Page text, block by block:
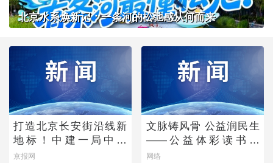
北京水系焕新记：一条河的松弛感从何而来
打造北京长安街沿线新
地标！中建一局中标
CBD核心区Z9地块项目
京报网
文脉铸风骨 公益润民生
——公益体彩读书会
《唐诗宋词中的功夫
网络